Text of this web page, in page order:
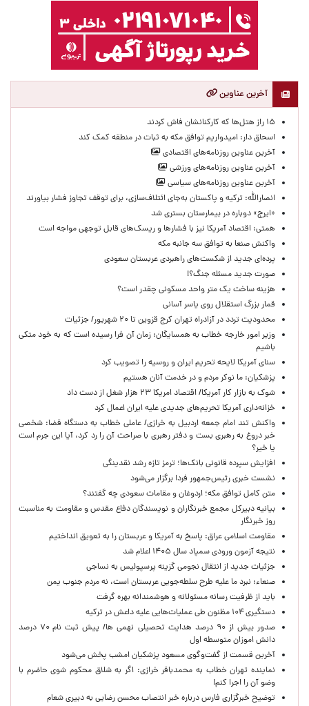
آخرین عناوین
۱۵ راز هتل‌ها که کارکنانشان فاش کردند
اسحاق دار: امیدواریم توافق مکه به ثبات در منطقه کمک کند
آخرین عناوین روزنامه‌های اقتصادی
آخرین عناوین روزنامه‌های ورزشی
آخرین عناوین روزنامه‌های سیاسی
انصارالله: ترکیه و پاکستان به‌جای ائتلاف‌سازی، برای توقف تجاوز فشار بیاورند
«ایرج» دوباره در بیمارستان بستری شد
همتی: اقتصاد آمریکا نیز با فشارها و ریسک‌های قابل توجهی مواجه است
واکنش صنعا به توافق سه جانبه مکه
پرده‌ای جدید از شکست‌های راهبردی عربستان سعودی
صورت جدید مسئله جنگ؟!
هزینه ساخت یک متر واحد مسکونی چقدر است؟
قمار بزرگ استقلال روی یاسر آسانی
محدودیت تردد در آزادراه تهران کرج قزوین تا ۲۰ شهریور/ جزئیات
وزیر امور خارجه خطاب به همسایگان: زمان آن فرا رسیده است که به خود متکی
باشیم
سنای آمریکا لایحه تحریم ایران و روسیه را تصویب کرد
پزشکیان: ما نوکر مردم و در خدمت آنان هستیم
شوک به بازار کار آمریکا/ اقتصاد امریکا ۲۳ هزار شغل از دست داد
خزانه‌داری آمریکا تحریم‌های جدیدی علیه ایران اعمال کرد
واکنش تند امام جمعه اردبیل به خرازی/ عاملی خطاب به دستگاه قضا: شخصی
خبر دروغ به رهبری بست و دفتر رهبری با صراحت آن را رد کرد، آیا این جرم است
یا خیر؟
افزایش سپرده قانونی بانک‌ها؛ ترمز تازه رشد نقدینگی
نشست خبری رئیس‌جمهور فردا برگزار می‌شود
متن کامل توافق مکه؛ اردوغان و مقامات سعودی چه گفتند؟
بیانیه دبیرکل مجمع خبرنگاران و نویسندگان دفاع مقدس و مقاومت به مناسبت
روز خبرنگار
مقاومت اسلامی عراق: پاسخ به آمریکا و عربستان را به تعویق انداختیم
نتیجه آزمون ورودی سمپاد سال ۱۴۰۵ اعلام شد
جزئیات جدید از انتقال نجومی گزینه پرسپولیس به نساجی
صنعاء: نبرد ما علیه طرح سلطه‌جویی عربستان است، نه مردم جنوب یمن
باید از ظرفیت رسانه مسئولانه و هوشمندانه بهره گرفت
دستگیری ۱۰۴ مظنون طی عملیات‌هایی علیه داعش در ترکیه
صدور بیش از ۹۰ درصد هدایت تحصیلی نهمی ها/ پیش ثبت نام ۷۰ درصد
دانش اموزان متوسطه اول
آخرین قسمت از گفت‌وگوی مسعود پزشکیان امشب پخش می‌شود
نماینده تهران خطاب به محمدباقر خرازی: اگر به شلاق محکوم شوی حاضرم با
وضو آن را اجرا کنم!
توضیح خبرگزاری فارس درباره خبر انتصاب محسن رضایی به دبیری شعام